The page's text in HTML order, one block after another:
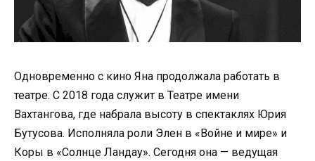
Одновременно с кино Яна продолжала работать в
театре. С 2018 года служит в Театре имени
Вахтангова, где набрала высоту в спектаклях Юрия
Бутусова. Исполняла роли Элен в «Войне и мире» и
Коры в «Солнце Ландау». Сегодня она — ведущая